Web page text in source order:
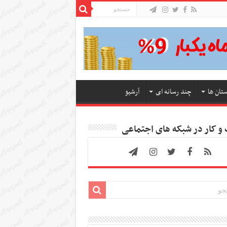
ها چند رسانه ای آرشیو
کار در شبکه های اجتماعی